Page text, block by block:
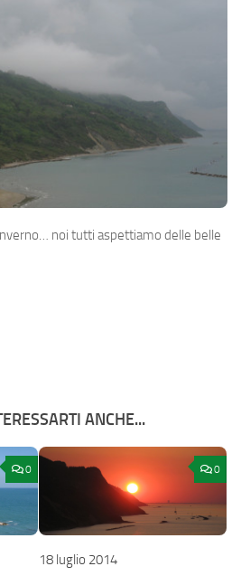
noi tutti aspettiamo delle belle
ANCHE...
0 0
18 luglio 2014